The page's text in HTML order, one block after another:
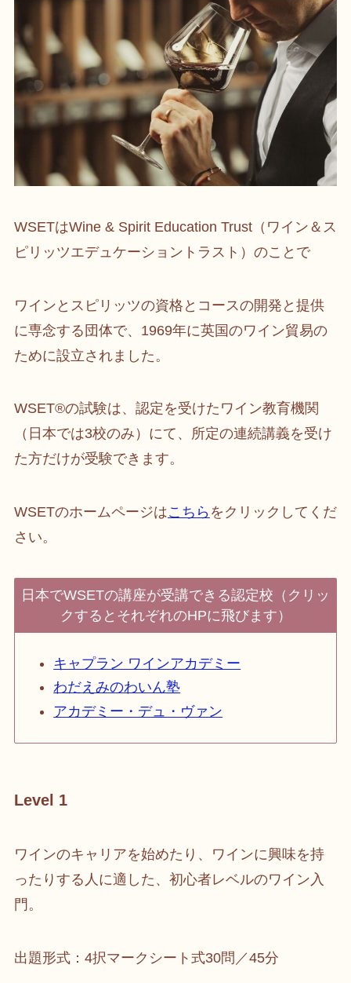
WSETはWine & Spirit Education Trust（ワイン＆ス
ピリッツエデュケーショントラスト）のことで
ワインとスピリッツの資格とコースの開発と提供
に専念する団体で、1969年に英国のワイン貿易の
ために設立されました。
WSET®の試験は、認定を受けたワイン教育機関
（日本では3校のみ）にて、所定の連続講義を受け
た方だけが受験できます。
WSETのホームページはこちら をクリックしてくだ
さい。
日本でWSETの講座が受講できる認定校（クリッ
クするとそれぞれのHPに飛びます）
キャプラン ワインアカデミー
わだえみのわいん塾
アカデミー・デュ・ヴァン
Level 1
ワインのキャリアを始めたり、ワインに興味を持
ったりする人に適した、初心者レベルのワイン入
門。
出題形式：4択マークシート式30問／45分